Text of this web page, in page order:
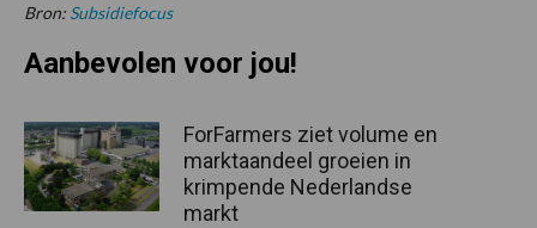
Bron: Subsidiefocus
Aanbevolen voor jou!
ForFarmers ziet volume en
marktaandeel groeien in
krimpende Nederlandse
markt